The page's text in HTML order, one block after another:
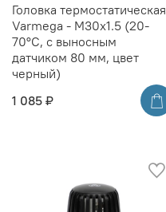
Головка термостатическая
Varmega - M30x1.5 (20-
70°C, с выносным
датчиком 80 мм, цвет
черный)
1 085 ₽